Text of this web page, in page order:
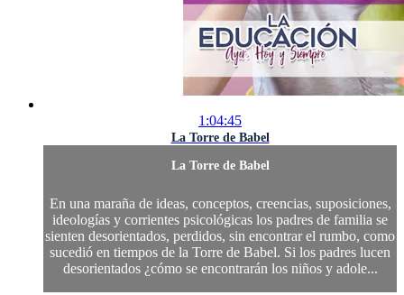
1:04:45
La Torre de Babel
La Torre de Babel
En una maraña de ideas, conceptos, creencias, suposiciones,
ideologías y corrientes psicológicas los padres de familia se
sienten desorientados, perdidos, sin encontrar el rumbo, como
sucedió en tiempos de la Torre de Babel. Si los padres lucen
desorientados ¿cómo se encontrarán los niños y adole...